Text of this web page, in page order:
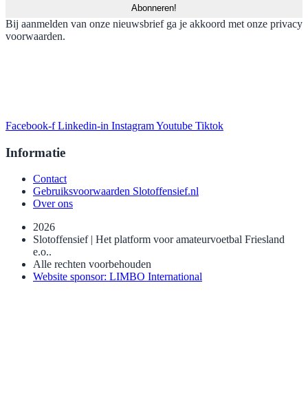
Bij aanmelden van onze nieuwsbrief ga je akkoord met onze privacy
voorwaarden.
Facebook-f Linkedin-in InstagramYoutube Tiktok
Informatie
Contact
Gebruiksvoorwaarden Slotoffensief.nl
Over ons
2026
Slotoffensief | Het platform voor amateurvoetbal Friesland
e.o..
Alle rechten voorbehouden
Website sponsor: LIMBO International